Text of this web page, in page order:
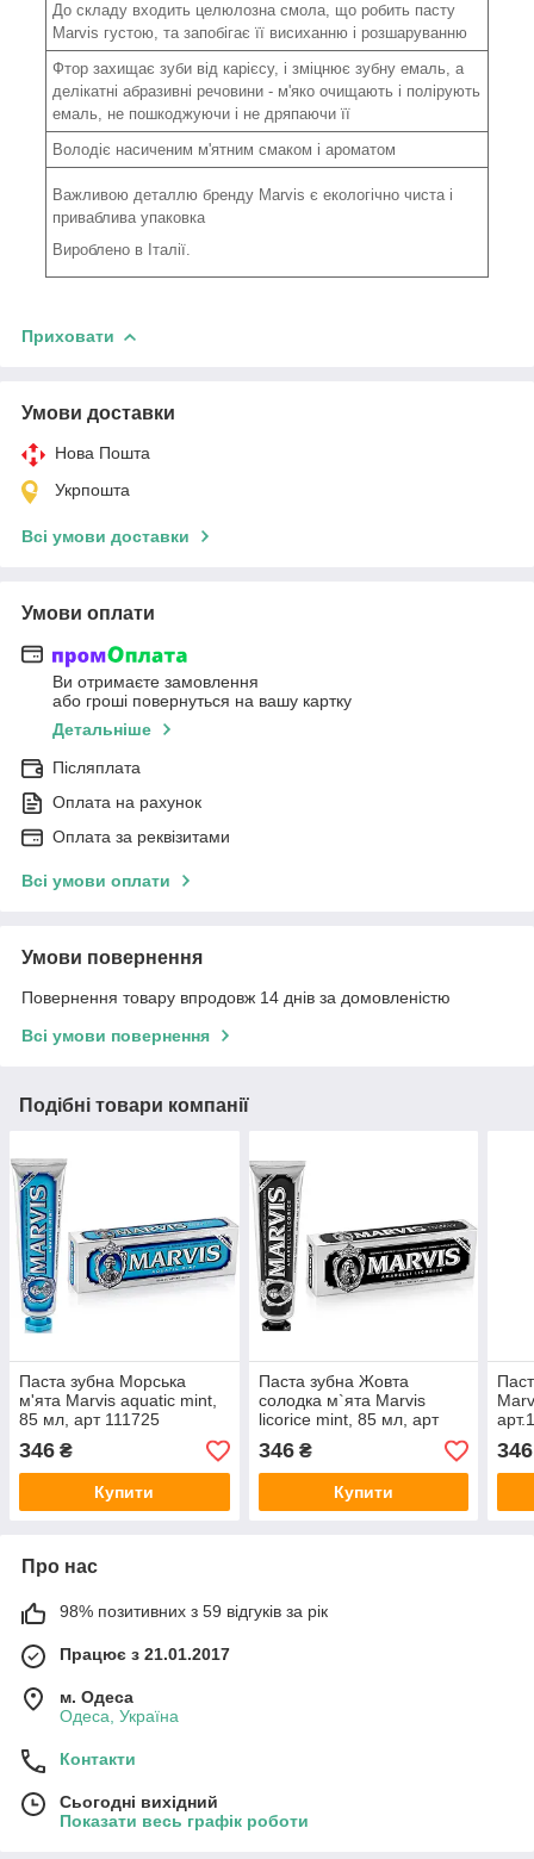
До складу входить целюлозна смола, що робить пасту
Marvis густою, та запобігає її висиханню і розшаруванню
Фтор захищає зуби від карієсу, і зміцнює зубну емаль, а
делікатні абразивні речовини - м'яко очищають і полірують
емаль, не пошкоджуючи і не дряпаючи її
Володіє насиченим м'ятним смаком і ароматом
Важливою деталлю бренду Marvis є екологічно чиста і
приваблива упаковка
Вироблено в Італії.
Приховати
Умови доставки
Нова Пошта
Укрпошта
Всі умови доставки
Умови оплати
Ви отримаєте замовлення
або гроші повернуться на вашу картку
Детальніше
Післяплата
Оплата на рахунок
Оплата за реквізитами
Всі умови оплати
Умови повернення
Повернення товару впродовж 14 днів за домовленістю
Всі умови повернення
Подібні товари компанії
Паста зубна Морська
м'ята Marvis aquatic mint,
85 мл, арт 111725
346 ₴
Купити
Паста зубна Жовта
солодка м`ята Marvis
licorice mint, 85 мл, арт
346₴
Купити
346
Про нас
98% позитивних з 59 відгуків за рік
Працює з 21.01.2017
м. Одеса
Одеса, Україна
Контакти
Сьогодні вихідний
Показати весь графік роботи